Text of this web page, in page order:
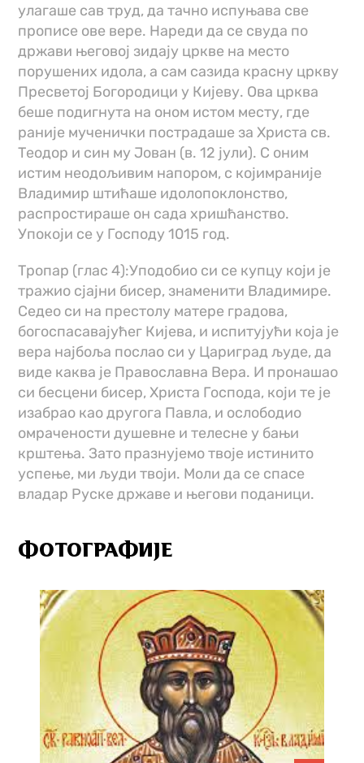
улагаше сав труд, да тачно испуњава све
прописе ове вере. Нареди да се свуда по
држави његовој зидају цркве на место
порушених идола, а сам сазида красну цркву
Пресветој Богородици у Кијеву. Ова црква
беше подигнута на оном истом месту, где
раније мученички пострадаше за Христа св.
Теодор и син му Јован (в. 12 јули). С оним
истим неодољивим напором, с којимраније
Владимир штићаше идолопоклонство,
распростираше он сада хришћанство.
Упокоји се у Господу 1015 год.
Тропар (глас 4):Уподобио си се купцу који је
тражио сјајни бисер, знаменити Владимире.
Седео си на престолу матере градова,
богоспасавајућег Кијева, и испитујући која је
вера најбоља послао си у Цариград људе, да
виде каква је Православна Вера. И пронашао
си бесцени бисер, Христа Господа, који те је
изабрао као другога Павла, и ослободио
омрачености душевне и телесне у бањи
крштења. Зато празнујемо твоје истинито
успење, ми људи твоји. Моли да се спасе
владар Руске државе и његови поданици.
ФОТОГРАФИЈЕ